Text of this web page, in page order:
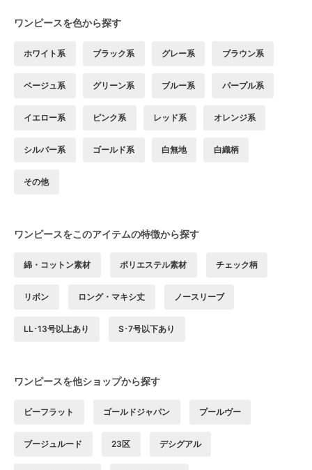
ワンピースを色から探す
ホワイト系 ブラック系 グレー系 ブラウン系
ベージュ系 グリーン系 ブルー系 パープル系
イエロー系 ピンク系 レッド系 オレンジ系
シルバー系 ゴールド系 白無地 白織柄
その他
ワンピースをこのアイテムの特徴から探す
綿・コットン素材 ポリエステル素材 チェック柄
リボン ロング・マキシ丈 ノースリーブ
LL･13号以上あり S･7号以下あり
ワンピースを他ショップから探す
ビーフラット ゴールドジャパン プールヴー
ブージュルード 23区 デシグアル